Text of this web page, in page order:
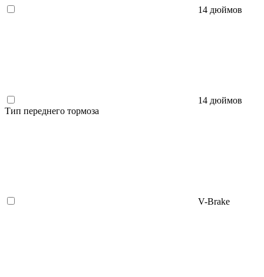
14 дюймов
14 дюймов
Тип переднего тормоза
V-Brake